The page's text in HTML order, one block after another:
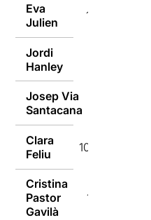
Eva
Julien
10/09/2018
Jordi
Hanley
Josep Via
Santacana
Clara
Feliu
10/09/2018
Cristina
Pastor
Gavilà
10/09/2018